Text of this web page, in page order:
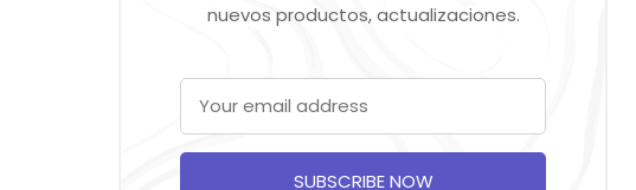
nuevos productos, actualizaciones.
SUBSCRIBE NOW